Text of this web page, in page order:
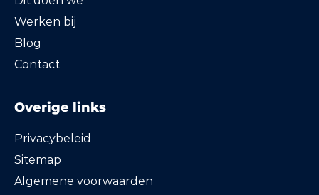
Werken bij
Blog
Contact
Overige links
Privacybeleid
Sitemap
Algemene voorwaarden